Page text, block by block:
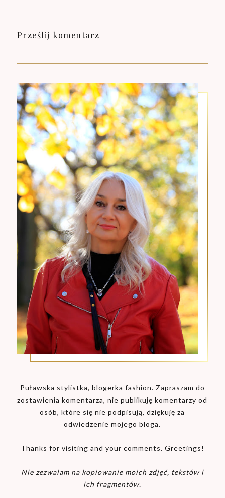
Prześlij komentarz
Puławska stylistka, blogerka fashion. Zapraszam do
zostawienia komentarza, nie publikuję komentarzy od
osób, które się nie podpisują, dziękuję za
odwiedzenie mojego bloga.
Thanks for visiting and your comments. Greetings!
Nie zezwalam na kopiowanie moich zdjęć, tekstów i
ich fragmentów.